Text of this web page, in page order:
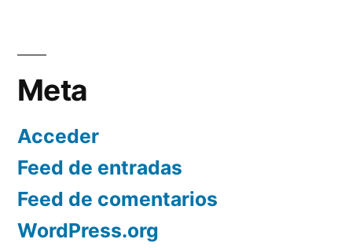
Meta
Acceder
Feed de entradas
Feed de comentarios
WordPress.org